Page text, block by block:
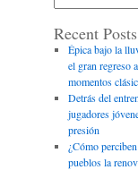
Recent Posts
Épica bajo la
el gran regreso
momentos
Detrás del
jugadores
presión
¿Cómo
pueblos la